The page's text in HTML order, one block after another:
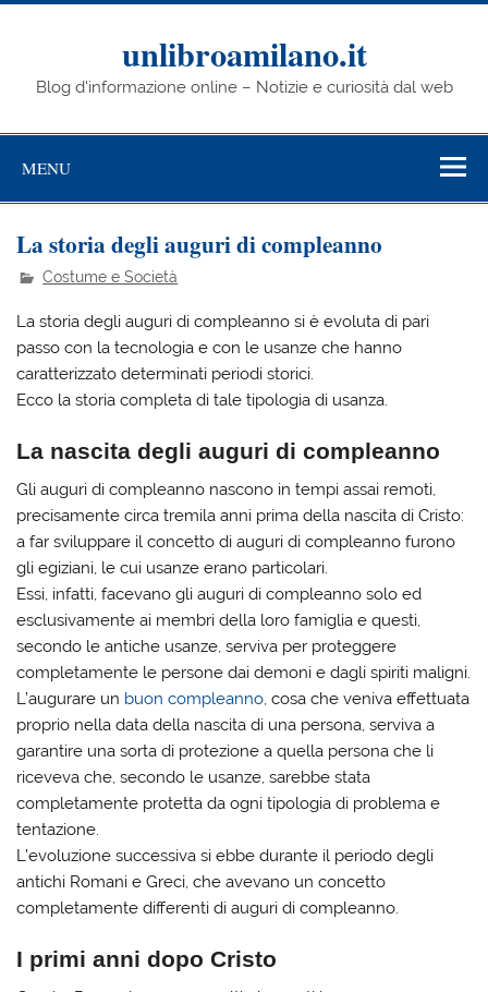
Skip
unlibroamilano.it
Blog d'informazione online – Notizie e curiosità dal web
MENU
La storia degli auguri di compleanno
Costume e Società
La storia degli auguri di compleanno si è evoluta di pari
passo con la tecnologia e con le usanze che hanno
caratterizzato determinati periodi storici.
Ecco la storia completa di tale tipologia di usanza.
La nascita degli auguri di compleanno
Gli auguri di compleanno nascono in tempi assai remoti,
precisamente circa tremila anni prima della nascita di Cristo:
a far sviluppare il concetto di auguri di compleanno furono
gli egiziani, le cui usanze erano particolari.
Essi, infatti, facevano gli auguri di compleanno solo ed
esclusivamente ai membri della loro famiglia e questi,
secondo le antiche usanze, serviva per proteggere
completamente le persone dai demoni e dagli spiriti maligni.
L’augurare un buon compleanno, cosa che veniva effettuata
proprio nella data della nascita di una persona, serviva a
garantire una sorta di protezione a quella persona che li
riceveva che, secondo le usanze, sarebbe stata
completamente protetta da ogni tipologia di problema e
tentazione.
L’evoluzione successiva si ebbe durante il periodo degli
antichi Romani e Greci, che avevano un concetto
completamente differenti di auguri di compleanno.
I primi anni dopo Cristo